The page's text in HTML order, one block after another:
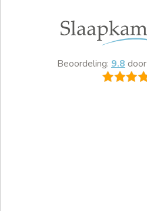
Beoordeling: 9.8 door